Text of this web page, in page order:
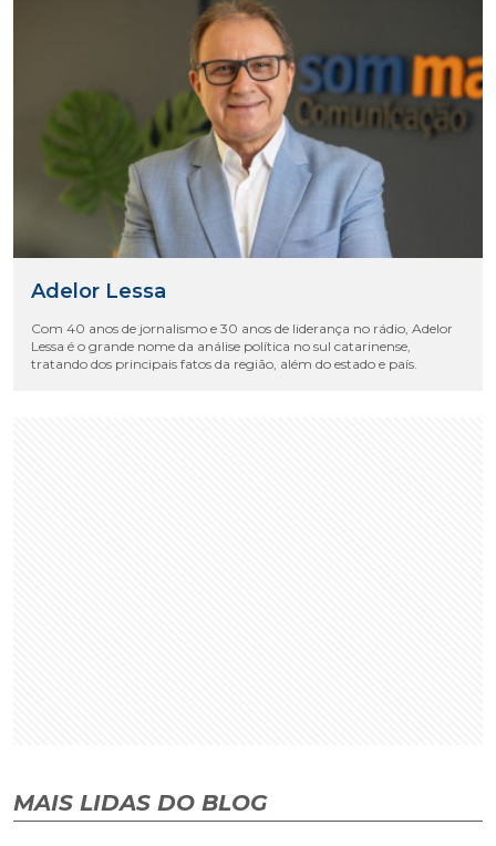
Adelor Lessa
Com 40 anos de jornalismo e 30 anos de liderança no rádio, Adelor
Lessa é o grande nome da análise política no sul catarinense,
tratando dos principais fatos da região, além do estado e país.
MAIS LIDAS DO BLOG